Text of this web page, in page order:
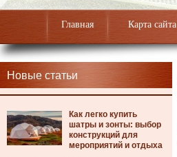
Главная Карта сайта
Новые статьи
Как легко купить
шатры и зонты: выбор
конструкций для
мероприятий и отдыха